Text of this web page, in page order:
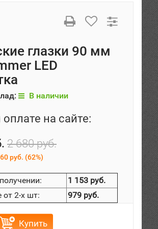
глазки 90 мм
LED
В наличии
на сайте:
2 680 руб.
руб. (62%)
1 153 руб.
от 2-х шт:
979 руб.
Купить